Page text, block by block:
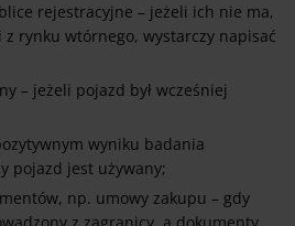
rejestracyjne – jeżeli ich nie ma,
z rynku wtórnego, wystarczy napisać
– jeżeli pojazd był wcześniej
wyniku badania
pojazd jest używany;
np. umowy zakupu – gdy